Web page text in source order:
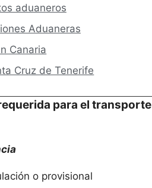
aduaneros
Aduaneras
Canaria
Cruz de Tenerife
para el transporte
o provisional